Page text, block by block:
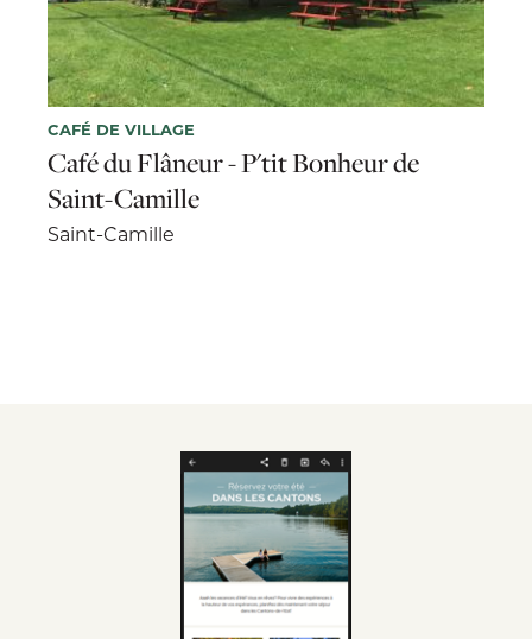
CAFÉ DE VILLAGE
Café du Flâneur - P'tit Bonheur de
Saint-Camille
Saint-Camille